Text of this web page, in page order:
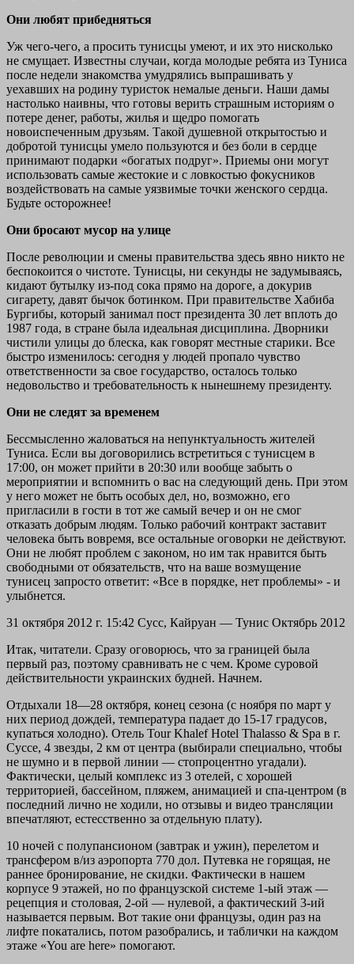
Они любят прибедняться
Уж чего-чего, а просить тунисцы умеют, и их это нисколько
не смущает. Известны случаи, когда молодые ребята из Туниса
после недели знакомства умудрялись выпрашивать у
уехавших на родину туристок немалые деньги. Наши дамы
настолько наивны, что готовы верить страшным историям о
потере денег, работы, жилья и щедро помогать
новоиспеченным друзьям. Такой душевной открытостью и
добротой тунисцы умело пользуются и без боли в сердце
принимают подарки «богатых подруг». Приемы они могут
использовать самые жестокие и с ловкостью фокусников
воздействовать на самые уязвимые точки женского сердца.
Будьте осторожнее!
Они бросают мусор на улице
После революции и смены правительства здесь явно никто не
беспокоится о чистоте. Тунисцы, ни секунды не задумываясь,
кидают бутылку из-под сока прямо на дороге, а докурив
сигарету, давят бычок ботинком. При правительстве Хабиба
Бургибы, который занимал пост президента 30 лет вплоть до
1987 года, в стране была идеальная дисциплина. Дворники
чистили улицы до блеска, как говорят местные старики. Все
быстро изменилось: сегодня у людей пропало чувство
ответственности за свое государство, осталось только
недовольство и требовательность к нынешнему президенту.
Они не следят за временем
Бессмысленно жаловаться на непунктуальность жителей
Туниса. Если вы договорились встретиться с тунисцем в
17:00, он может прийти в 20:30 или вообще забыть о
мероприятии и вспомнить о вас на следующий день. При этом
у него может не быть особых дел, но, возможно, его
пригласили в гости в тот же самый вечер и он не смог
отказать добрым людям. Только рабочий контракт заставит
человека быть вовремя, все остальные оговорки не действуют.
Они не любят проблем с законом, но им так нравится быть
свободными от обязательств, что на ваше возмущение
тунисец запросто ответит: «Все в порядке, нет проблемы» - и
улыбнется.
31 октября 2012 г. 15:42 Сусс, Кайруан — Тунис Октябрь 2012
Итак, читатели. Сразу оговорюсь, что за границей была
первый раз, поэтому сравнивать не с чем. Кроме суровой
действительности украинских будней. Начнем.
Отдыхали 18—28 октября, конец сезона (с ноября по март у
них период дождей, температура падает до 15-17 градусов,
купаться холодно). Отель Tour Khalef Hotel Thalasso & Spa в г.
Суссе, 4 звезды, 2 км от центра (выбирали специально, чтобы
не шумно и в первой линии — стопроцентно угадали).
Фактически, целый комплекс из 3 отелей, с хорошей
территорией, бассейном, пляжем, анимацией и спа-центром (в
последний лично не ходили, но отзывы и видео трансляции
впечатляют, естесственно за отдельную плату).
10 ночей с полупансионом (завтрак и ужин), перелетом и
трансфером в/из аэропорта 770 дол. Путевка не горящая, не
раннее бронирование, не скидки. Фактически в нашем
корпусе 9 этажей, но по французской системе 1-ый этаж —
рецепция и столовая, 2-ой — нулевой, а фактический 3-ий
называется первым. Вот такие они французы, один раз на
лифте покатались, потом разобрались, и таблички на каждом
этаже «You are here» помогают.